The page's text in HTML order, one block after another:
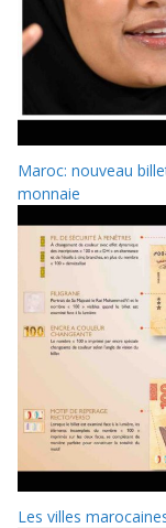
Maroc: nouveau
monnaie
Les villes